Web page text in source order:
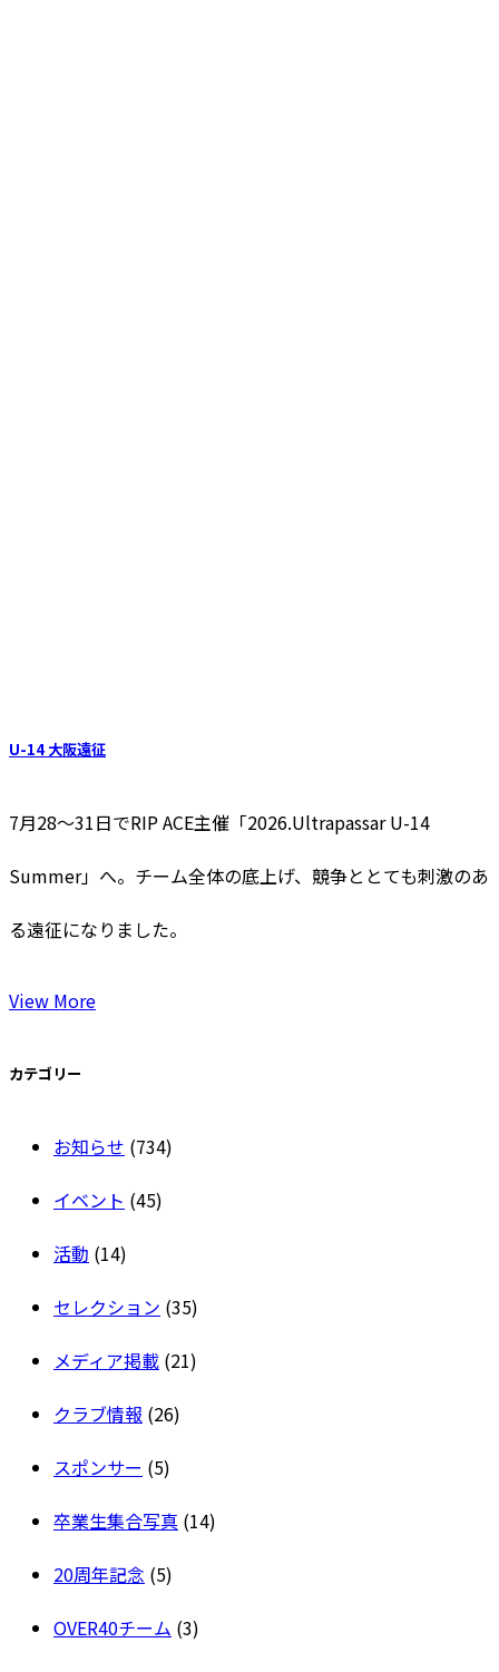
U-14 大阪遠征
7月28〜31日でRIP ACE主催「2026.Ultrapassar U-14
Summer」へ。チーム全体の底上げ、競争ととても刺激のあ
る遠征になりました。
View More
カテゴリー
お知らせ (734)
イベント (45)
活動 (14)
セレクション (35)
メディア掲載 (21)
クラブ情報 (26)
スポンサー (5)
卒業生集合写真 (14)
20周年記念 (5)
OVER40チーム (3)